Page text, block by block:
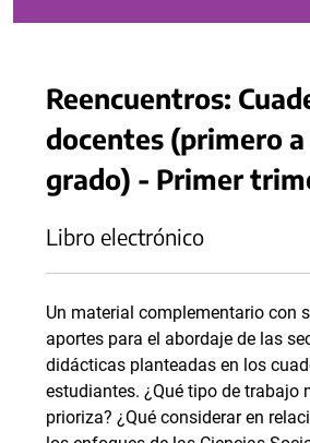
Reencuentros:
docentes (primero
grado) - Primer
Libro electrónico
Un material complementario con
aportes para el abordaje de las
didácticas planteadas en los
estudiantes. ¿Qué tipo de trabajo
prioriza? ¿Qué considerar en